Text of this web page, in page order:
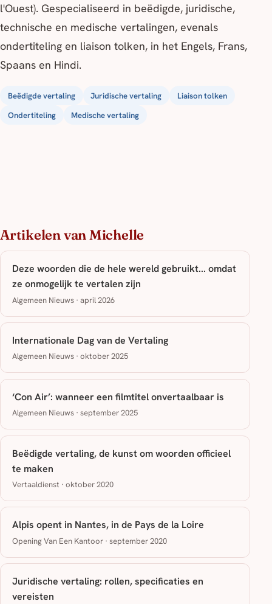
l'Ouest). Gespecialiseerd in beëdigde, juridische,
technische en medische vertalingen, evenals
ondertiteling en liaison tolken, in het Engels, Frans,
Spaans en Hindi.
Beëdigde vertaling Juridische vertaling
Liaison tolken
Ondertiteling
Medische vertaling
Artikelen van Michelle
Deze woorden die de hele wereld gebruikt... omdat
ze onmogelijk te vertalen zijn
Algemeen Nieuws · april 2026
Internationale Dag van de Vertaling
Algemeen Nieuws · oktober 2025
‘Con Air’: wanneer een filmtitel onvertaalbaar is
Algemeen Nieuws · september 2025
Beëdigde vertaling, de kunst om woorden officieel
te maken
Vertaaldienst · oktober 2020
Alpis opent in Nantes, in de Pays de la Loire
Opening Van Een Kantoor · september 2020
Juridische vertaling: rollen, specificaties en
vereisten